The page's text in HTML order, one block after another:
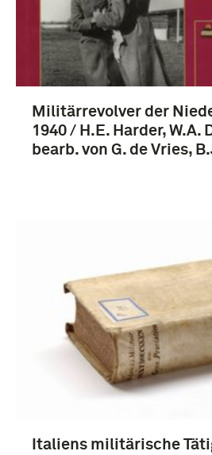
1901-1950 (659)
Eerste Wereldoorlog (1914-
1851-1900 (57)
Duitsland (134)
Keizerrijk Duitsland (1870-
Derde Rijk (1933-1945) (27)
Oostenrijk (15)
Militärrevolver der
1940 / H.E. Harder, W.A.
bearb. von G. de Vries,
Italiens militärische